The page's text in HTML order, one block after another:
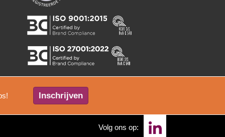
Inschrijven
Volg ons op: